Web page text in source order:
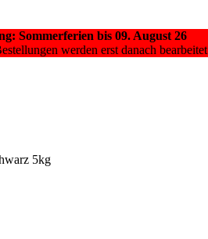
Sommerferien bis 09. August 26
werden erst danach bearbeitet
5kg